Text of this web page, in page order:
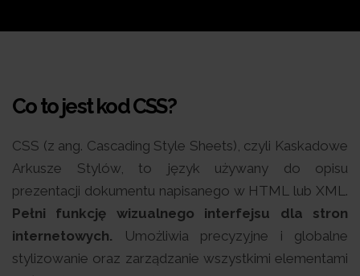
Co to jest kod CSS?
CSS (z ang. Cascading Style Sheets), czyli Kaskadowe
Arkusze Stylów, to język używany do opisu
prezentacji dokumentu napisanego w HTML lub XML.
Pełni funkcję wizualnego interfejsu dla stron
internetowych. Umożliwia precyzyjne i globalne
stylizowanie oraz zarządzanie wszystkimi elementami